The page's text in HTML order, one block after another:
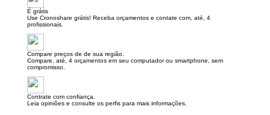
É grátis
Use Cronoshare grátis! Receba orçamentos e contate com, até, 4
profissionais.
Compare preços de de sua região.
Compare, até, 4 orçamentos em seu computador ou smartphone, sem
compromisso.
Contrate com confiança.
Leia opiniões e consulte os perfis para mais informações.